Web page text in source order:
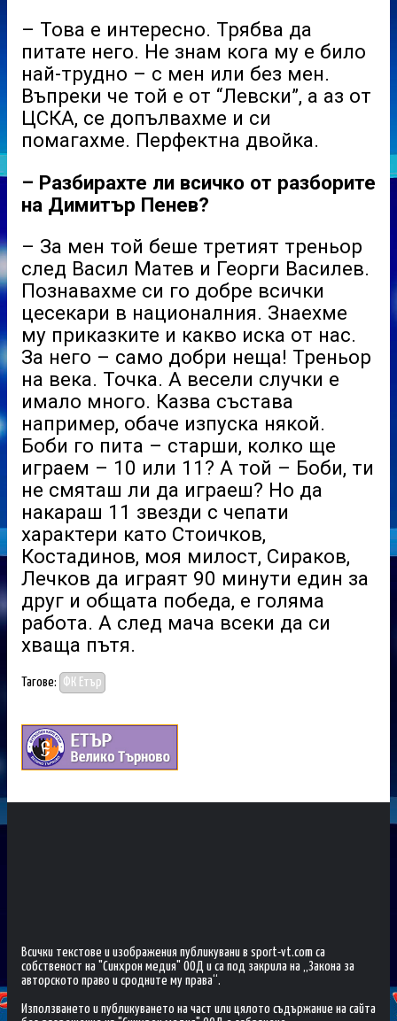
– Това е интересно. Трябва да
питате него. Не знам кога му е било
най-трудно – с мен или без мен.
Въпреки че той е от “Левски”, а аз от
ЦСКА, се допълвахме и си
помагахме. Перфектна двойка.
– Разбирахте ли всичко от разборите
на Димитър Пенев?
– За мен той беше третият треньор
след Васил Матев и Георги Василев.
Познавахме си го добре всички
цесекари в националния. Знаехме
му приказките и какво иска от нас.
За него – само добри неща! Треньор
на века. Точка. А весели случки е
имало много. Казва състава
например, обаче изпуска някой.
Боби го пита – старши, колко ще
играем – 10 или 11? А той – Боби, ти
не смяташ ли да играеш? Но да
накараш 11 звезди с чепати
характери като Стоичков,
Костадинов, моя милост, Сираков,
Лечков да играят 90 минути един за
друг и общата победа, е голяма
работа. А след мача всеки да си
хваща пътя.
Тагове: ФК Етър
Всички текстове и изображения публикувани в sport-vt.com са
собственост на "Синхрон медия" ООД и са под закрила на „Закона за
авторското право и сродните му права“.
Използването и публикуването на част или цялото съдържание на сайта